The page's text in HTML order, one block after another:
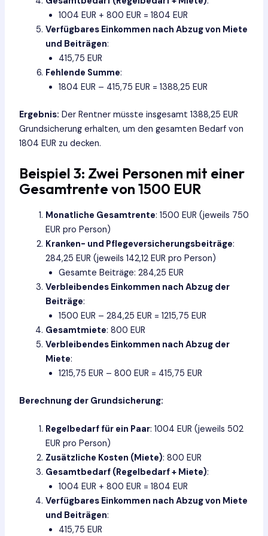
1004 EUR + 800 EUR = 1804 EUR
Verfügbares Einkommen nach Abzug von Miete
und Beiträgen:
415,75 EUR
Fehlende Summe:
1804 EUR – 415,75 EUR = 1388,25 EUR
Ergebnis: Der Rentner müsste insgesamt 1388,25 EUR
Grundsicherung erhalten, um den gesamten Bedarf von
1804 EUR zu decken.
Beispiel 3: Zwei Personen mit einer
Gesamtrente von 1500 EUR
Monatliche Gesamtrente: 1500 EUR (jeweils 750
EUR pro Person)
Kranken- und Pflegeversicherungsbeiträge:
284,25 EUR (jeweils 142,12 EUR pro Person)
Gesamte Beiträge: 284,25 EUR
Verbleibendes Einkommen nach Abzug der
Beiträge:
1500 EUR – 284,25 EUR = 1215,75 EUR
Gesamtmiete: 800 EUR
Verbleibendes Einkommen nach Abzug der
Miete:
1215,75 EUR – 800 EUR = 415,75 EUR
Berechnung der Grundsicherung:
Regelbedarf für ein Paar: 1004 EUR (jeweils 502
EUR pro Person)
Zusätzliche Kosten (Miete): 800 EUR
Gesamtbedarf (Regelbedarf + Miete):
1004 EUR + 800 EUR = 1804 EUR
Verfügbares Einkommen nach Abzug von Miete
und Beiträgen:
415,75 EUR